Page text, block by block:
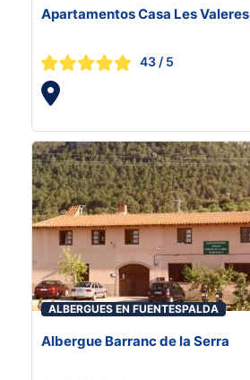
Apartamentos Casa Les Valeres
43 / 5
ALBERGUES EN FUENTESPALDA
Albergue Barranc de la Serra